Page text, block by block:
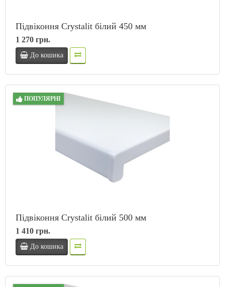
Підвіконня Crystalit білий 450 мм
1 270 грн.
До кошика
ПОПУЛЯРНІ
Підвіконня Crystalit білий 500 мм
1 410 грн.
До кошика